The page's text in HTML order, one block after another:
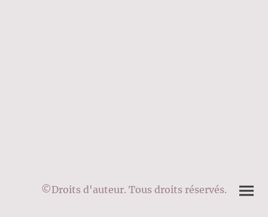
©Droits d'auteur. Tous droits réservés.